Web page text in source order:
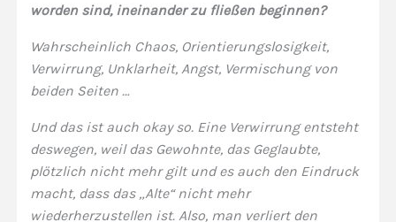
worden sind, ineinander zu fließen beginnen?
Wahrscheinlich Chaos, Orientierungslosigkeit,
Verwirrung, Unklarheit, Angst, Vermischung von
beiden Seiten …
Und das ist auch okay so. Eine Verwirrung entsteht
deswegen, weil das Gewohnte, das Geglaubte,
plötzlich nicht mehr gilt und es auch den Eindruck
macht, dass das „Alte“ nicht mehr
wiederherzustellen ist. Also, man verliert den